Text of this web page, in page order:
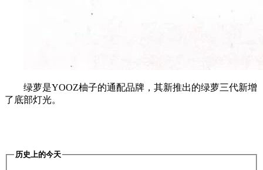
绿萝是YOOZ柚子的通配品牌，其新推出的绿萝三代新增
了底部灯光。
历史上的今天